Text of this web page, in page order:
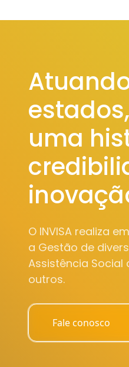
uma
O INVISA realiza
a Gestão de
Assistência Social
outros.
Fale conosco